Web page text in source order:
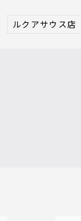
ルクアサウス店